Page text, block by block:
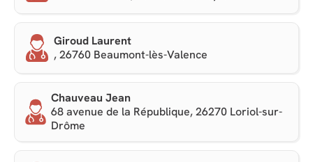
Giroud Laurent
, 26760 Beaumont-lès-Valence
Chauveau Jean
68 avenue de la République, 26270 Loriol-sur-
Drôme